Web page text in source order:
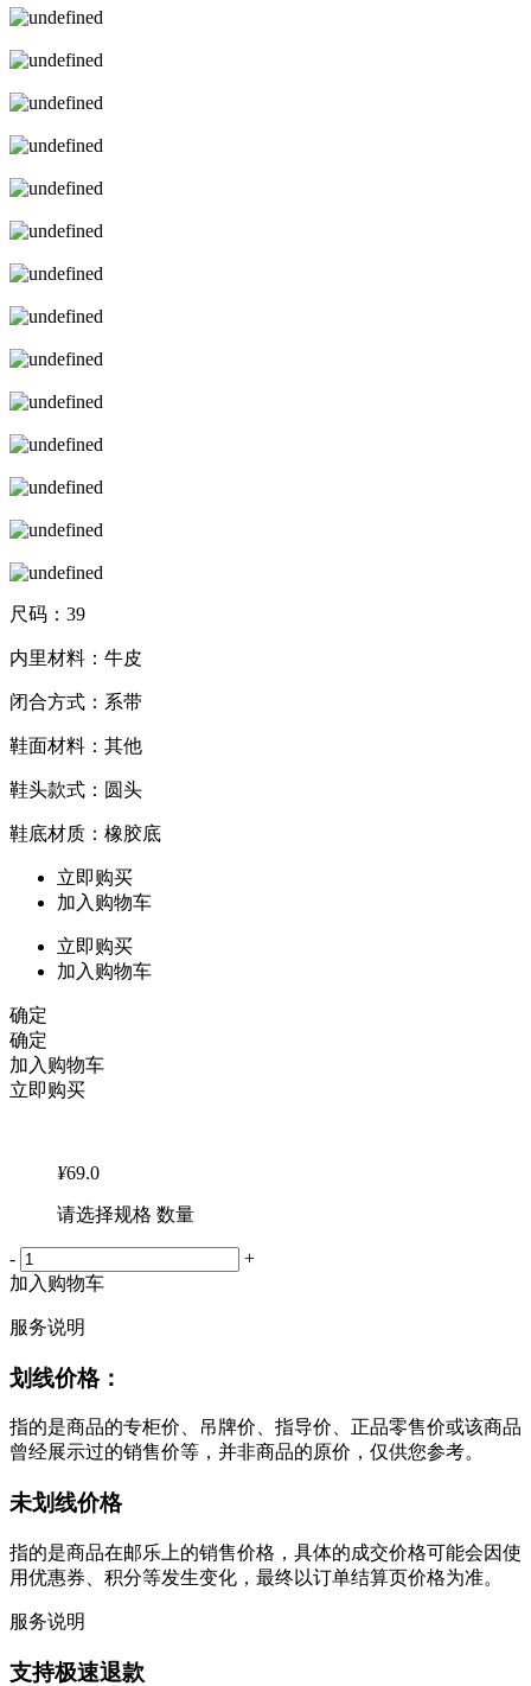
尺码：39
内里材料：牛皮
闭合方式：系带
鞋面材料：其他
鞋头款式：圆头
鞋底材质：橡胶底
立即购买
加入购物车
立即购买
加入购物车
确定
确定
加入购物车
立即购买
¥69.0
请选择规格 数量
-
+
加入购物车
服务说明
划线价格：
指的是商品的专柜价、吊牌价、指导价、正品零售价或该商品
曾经展示过的销售价等，并非商品的原价，仅供您参考。
未划线价格
指的是商品在邮乐上的销售价格，具体的成交价格可能会因使
用优惠券、积分等发生变化，最终以订单结算页价格为准。
服务说明
支持极速退款